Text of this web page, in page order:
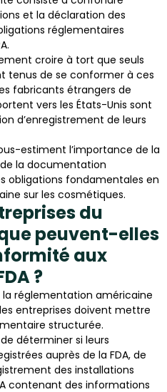
et la déclaration des
réglementaires
croire à tort que seuls
tenus de se conformer à ces
fabricants étrangers de
vers les États-Unis sont
d’enregistrement de leurs
estiment l’importance de la
la documentation
obligations fondamentales en
sur les cosmétiques.
du
peuvent-elles
aux
?
réglementation américaine
entreprises doivent mettre
structurée.
déterminer si leurs
auprès de la FDA, de
des installations
contenant des informations